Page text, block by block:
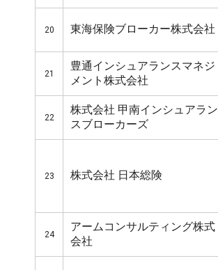
20 東海保険ブローカー株式会社
21
豊通インシュアランスマネジ
メント株式会社
22
株式会社 甲南インシュアラン
スブローカーズ
23 株式会社 日本総険
24
アームコンサルティング株式
会社